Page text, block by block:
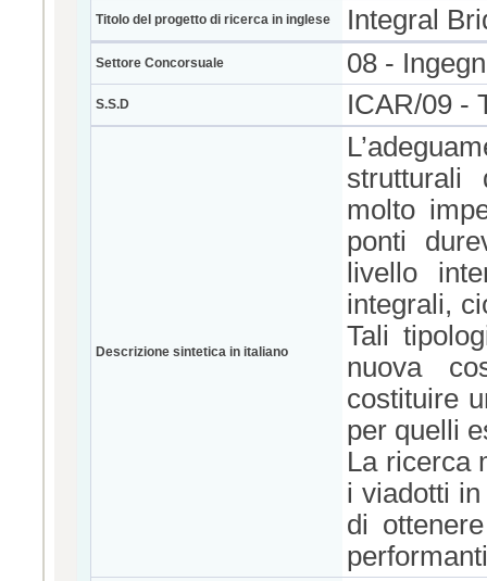
Titolo del progetto di ricerca in inglese Integral
Settore Concorsuale 08 -
S.S.D ICAR/09 -
Descrizione sintetica in italiano
strutturali
molto
ponti
livello
integrali,
Tali
nuova
costituire
per quelli
La ricerca
i viadotti
di